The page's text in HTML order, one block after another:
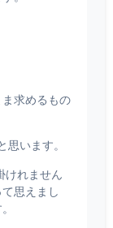
求めるもの
います。
けれません
思えまし